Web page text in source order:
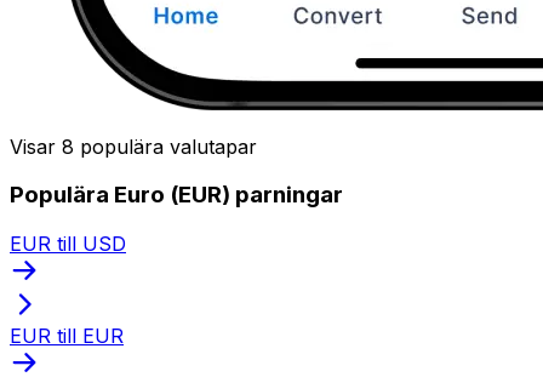
Visar 8 populära valutapar
Populära Euro (EUR) parningar
EUR till USD
EUR till EUR